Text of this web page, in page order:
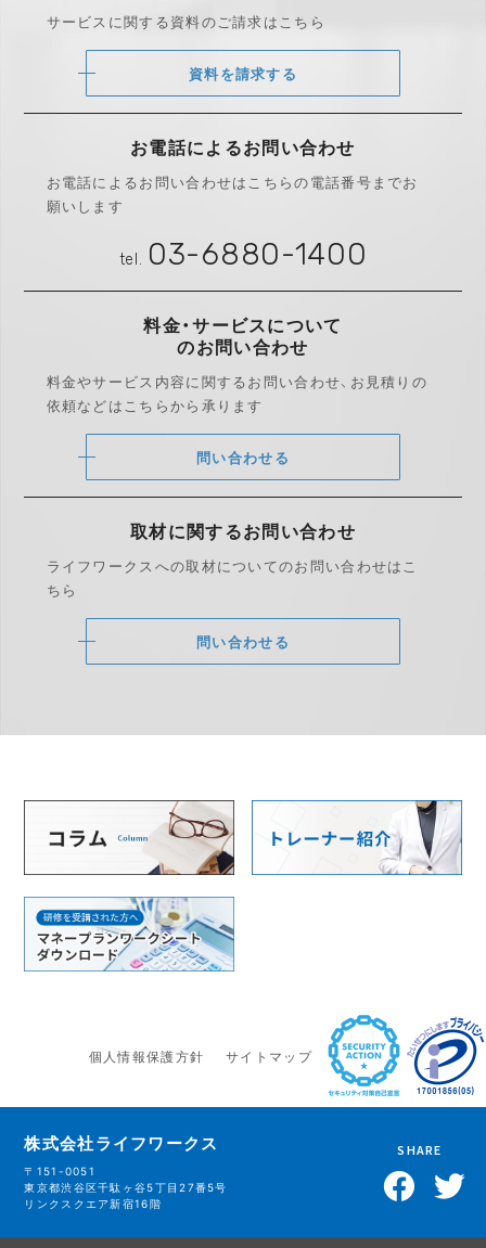
サービスに関する資料のご請求はこちら
資料を請求する
お電話によるお問い合わせ
お電話によるお問い合わせは こちらの電話番号までお
願いします
tel. 03-6880-1400
料金・サービスについて
のお問い合わせ
料金やサービス内容に関するお問い合わせ、 お見積りの
依頼などはこちらから承ります
問い合わせる
取材に関するお問い合わせ
ライフワークスへの取材についてのお問い合わせはこ
ちら
問い合わせる
株式会社ライフワークス
〒151-0051
東京都渋谷区千駄ヶ谷5丁目27番5号
リンクスクエア新宿16階
SHARE
個人情報保護方針 サイトマップ